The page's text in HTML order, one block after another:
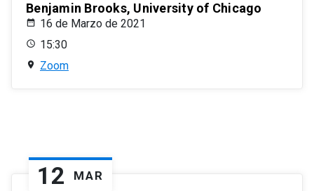
Benjamin Brooks, University of Chicago
16 de Marzo de 2021
15:30
Zoom
12 MAR